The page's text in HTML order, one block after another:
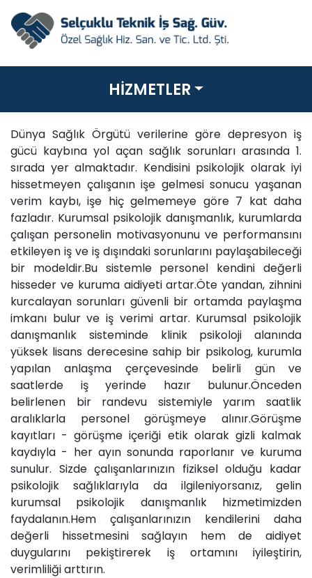
HİZMETLER
Dünya Sağlık Örgütü verilerine göre depresyon iş
gücü kaybına yol açan sağlık sorunları arasında 1.
sırada yer almaktadır. Kendisini psikolojik olarak iyi
hissetmeyen çalışanın işe gelmesi sonucu yaşanan
verim kaybı, işe hiç gelmemeye göre 7 kat daha
fazladır. Kurumsal psikolojik danışmanlık, kurumlarda
çalışan personelin motivasyonunu ve performansını
etkileyen iş ve iş dışındaki sorunlarını paylaşabileceği
bir modeldir.Bu sistemle personel kendini değerli
hisseder ve kuruma aidiyeti artar.Öte yandan, zihnini
kurcalayan sorunları güvenli bir ortamda paylaşma
imkanı bulur ve iş verimi artar. Kurumsal psikolojik
danışmanlık sisteminde klinik psikoloji alanında
yüksek lisans derecesine sahip bir psikolog, kurumla
yapılan anlaşma çerçevesinde belirli gün ve
saatlerde iş yerinde hazır bulunur.Önceden
belirlenen bir randevu sistemiyle yarım saatlik
aralıklarla personel görüşmeye alınır.Görüşme
kayıtları - görüşme içeriği etik olarak gizli kalmak
kaydıyla - her ayın sonunda raporlanır ve kuruma
sunulur. Sizde çalışanlarınızın fiziksel olduğu kadar
psikolojik sağlıklarıyla da ilgileniyorsanız, gelin
kurumsal psikolojik danışmanlık hizmetimizden
faydalanın.Hem çalışanlarınızın kendilerini daha
değerli hissetmesini sağlayın hem de aidiyet
duygularını pekiştirerek iş ortamını iyileştirin,
verimliliği arttırın.